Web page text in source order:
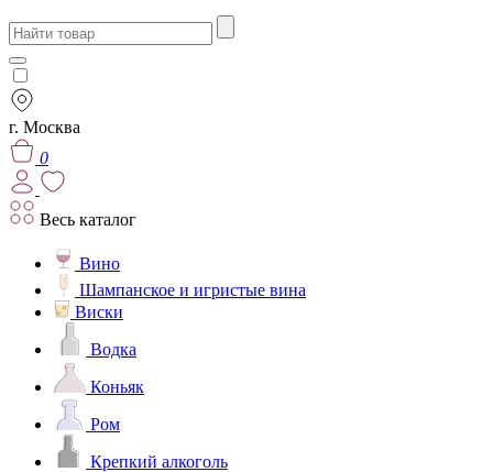
г. Москва
0
Весь каталог
Вино
Шампанское и игристые вина
Виски
Водка
Коньяк
Ром
Крепкий алкоголь